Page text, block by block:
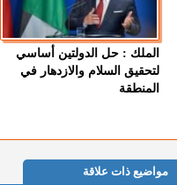
الملك : حل الدولتين أساسي
لتحقيق السلام والازدهار في
المنطقة
مواضيع ذات علاقة